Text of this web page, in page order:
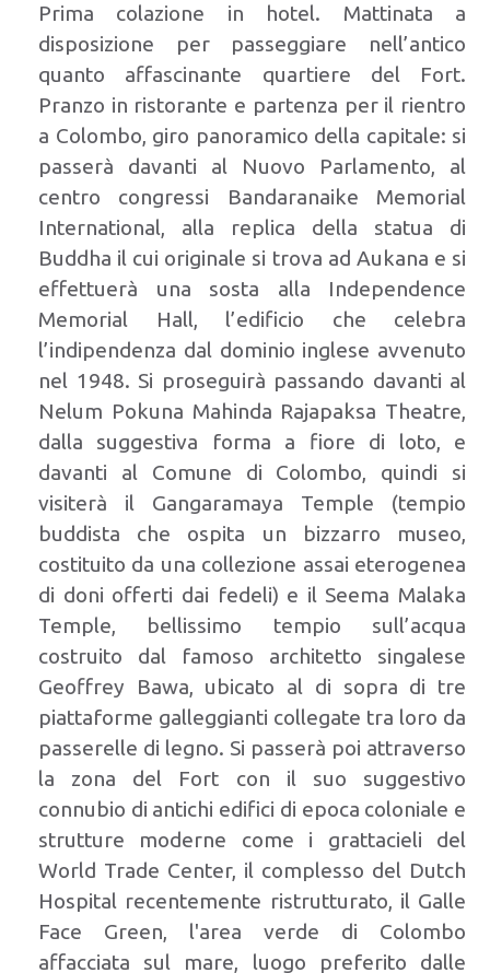
Prima colazione in hotel. Mattinata a
disposizione per passeggiare nell’antico
quanto affascinante quartiere del Fort.
Pranzo in ristorante e partenza per il rientro
a Colombo, giro panoramico della capitale: si
passerà davanti al Nuovo Parlamento, al
centro congressi Bandaranaike Memorial
International, alla replica della statua di
Buddha il cui originale si trova ad Aukana e si
effettuerà una sosta alla Independence
Memorial Hall, l’edificio che celebra
l’indipendenza dal dominio inglese avvenuto
nel 1948. Si proseguirà passando davanti al
Nelum Pokuna Mahinda Rajapaksa Theatre,
dalla suggestiva forma a fiore di loto, e
davanti al Comune di Colombo, quindi si
visiterà il Gangaramaya Temple (tempio
buddista che ospita un bizzarro museo,
costituito da una collezione assai eterogenea
di doni offerti dai fedeli) e il Seema Malaka
Temple, bellissimo tempio sull’acqua
costruito dal famoso architetto singalese
Geoffrey Bawa, ubicato al di sopra di tre
piattaforme galleggianti collegate tra loro da
passerelle di legno. Si passerà poi attraverso
la zona del Fort con il suo suggestivo
connubio di antichi edifici di epoca coloniale e
strutture moderne come i grattacieli del
World Trade Center, il complesso del Dutch
Hospital recentemente ristrutturato, il Galle
Face Green, l'area verde di Colombo
affacciata sul mare, luogo preferito dalle